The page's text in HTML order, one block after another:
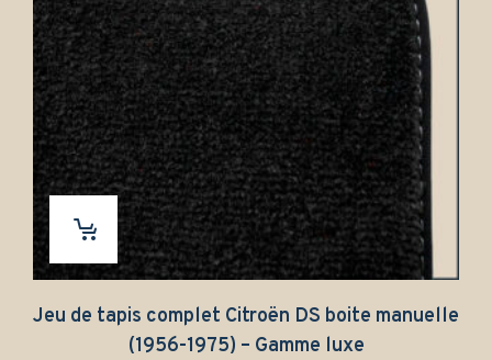
Jeu de tapis complet Citroën DS boite manuelle
(1956-1975) – Gamme luxe